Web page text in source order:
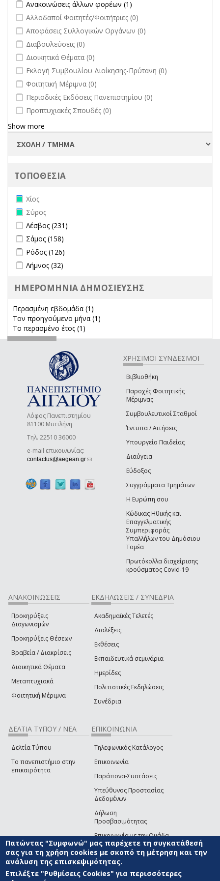
Apply Ανακοινώσεις άλλων φορέων filter
Ανακοινώσεις άλλων φορέων (1)
undefined
Αλλοδαποί Φοιτητές/Φοιτήτριες (0)
undefined
Αποφάσεις Συλλογικών Οργάνων (0)
undefined
Διαβουλεύσεις (0)
undefined
Διοικητικά Θέματα (0)
undefined
Εκλογή Συμβουλίου Διοίκησης-Πρύτανη (0)
undefined
Φοιτητική Μέριμνα (0)
undefined
Περιοδικές Εκδόσεις Πανεπιστημίου (0)
undefined
Προπτυχιακές Σπουδές (0)
Show more
ΤΟΠΟΘΕΣΙΑ
Remove Χίος filter
Χίος
Remove Σύρος filter
Σύρος
Apply Λέσβος filter
Λέσβος (231)
Apply Σάμος filter
Σάμος (158)
Apply Ρόδος filter
Ρόδος (126)
Apply Λήμνος filter
Λήμνος (32)
ΗΜΕΡΟΜΗΝΙΑ ΔΗΜΟΣΙΕΥΣΗΣ
Περασμένη εβδομάδα (1)
Τον προηγούμενο μήνα (1)
Το περασμένο έτος (1)
Λόφος Πανεπιστημίου
81100 Μυτιλήνη
Τηλ. 22510 36000
e-mail επικοινωνίας:
contactus@aegean.gr(link sends e-mail)
ΧΡΗΣΙΜΟΙ ΣΥΝΔΕΣΜΟΙ
Βιβλιοθήκη
Παροχές Φοιτητικής
Μέριμνας
Συμβουλευτικοί Σταθμοί
Έντυπα / Αιτήσεις
Υπουργείο Παιδείας
Διαύγεια
Εύδοξος
Συγγράμματα Τμημάτων
Η Ευρώπη σου
Κώδικας Ηθικής και
Επαγγελματικής
Συμπεριφοράς
Υπαλλήλων του Δημόσιου
Τομέα
Πρωτόκολλα διαχείρισης
κρούσματος Covid-19
ΑΝΑΚΟΙΝΩΣΕΙΣ
Προκηρύξεις
Διαγωνισμών
Προκηρύξεις Θέσεων
Βραβεία / Διακρίσεις
Διοικητικά Θέματα
Μεταπτυχιακά
Φοιτητική Μέριμνα
ΕΚΔΗΛΩΣΕΙΣ / ΣΥΝΕΔΡΙΑ
Ακαδημαϊκές Τελετές
Διαλέξεις
Εκθέσεις
Εκπαιδευτικά σεμινάρια
Ημερίδες
Πολιτιστικές Εκδηλώσεις
Συνέδρια
ΔΕΛΤΙΑ ΤΥΠΟΥ / ΝΕΑ
Δελτία Τύπου
Το πανεπιστήμιο στην
επικαιρότητα
ΕΠΙΚΟΙΝΩΝΙΑ
Τηλεφωνικός Κατάλογος
Επικοινωνία
Παράπονα-Συστάσεις
Υπεύθυνος Προστασίας
Δεδομένων
Δήλωση
Προσβασιμότητας
Επικοινωνία με την Ομάδα
Ανάπτυξης του site(link sends e-mail)
© ΠΑΝΕΠΙΣΤΗΜΙΟ ΑΙΓΑΙΟΥ ΟΡΟΙ ΧΡΗΣΗΣ
ΑΝΑΠΤΥΞΗΣ
Πατώντας "Συμφωνώ" μας παρέχετε τη συγκατάθεσή
σας για τη χρήση cookies με σκοπό τη μέτρηση και την
ανάλυση της επισκεψιμότητας.
Επιλέξτε "Ρυθμίσεις Cookies" για περισσότερες